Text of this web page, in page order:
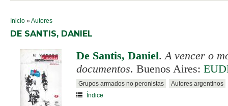
SE ENCUENTRA USTED AQUÍ
Inicio »Autores
DE SANTIS, DANIEL
De Santis, Daniel.A vencer o
documentos. Buenos Aires:
Grupos armados no peronistas
Autores argentinos
Índice